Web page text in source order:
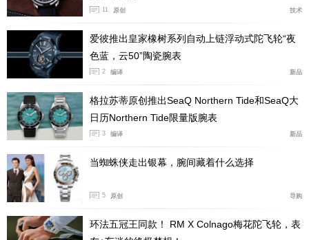
11 原创 技术
爱彼推出皇家橡树系列自动上链浮动式陀飞轮“夜
色蓝，云50”陶瓷腕表
2 编译 新品
格拉苏蒂原创推出SeaQ Northern Tide和SeaQ大
日历Northern Tide限量版腕表
3 编译 新品
当蜘蛛侠走出银幕，腕间藏着什么选择
5 原创 导购
环法五冠王同款！ RM X Colnago梅花陀飞轮，表